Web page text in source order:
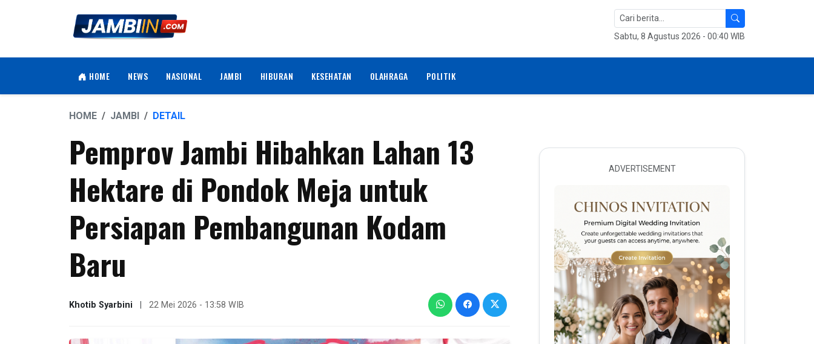
Sabtu, 8 Agustus 2026 - 00:40 WIB
HOME NEWS NASIONAL JAMBI HIBURAN KESEHATAN OLAHRAGA POLITIK
HOME JAMBI DETAIL
Pemprov Jambi Hibahkan Lahan 13
Hektare di Pondok Meja untuk
Persiapan Pembangunan Kodam
Baru
Khotib Syarbini 22 Mei 2026 - 13:58 WIB
ADVERTISEMENT